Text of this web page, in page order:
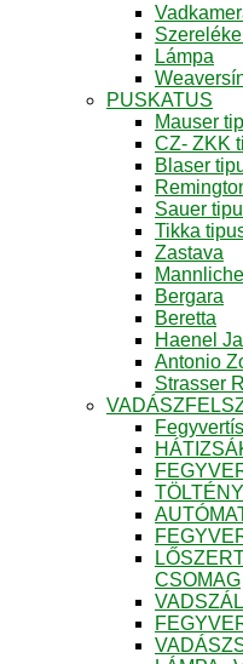
Lámpa
PUSKATUS
Mauser
CZ- ZKK
Blaser
Sauer
Tikka
Zastava
Bergara
Beretta
Haenel
Antonio
Strasser
CSOMAG